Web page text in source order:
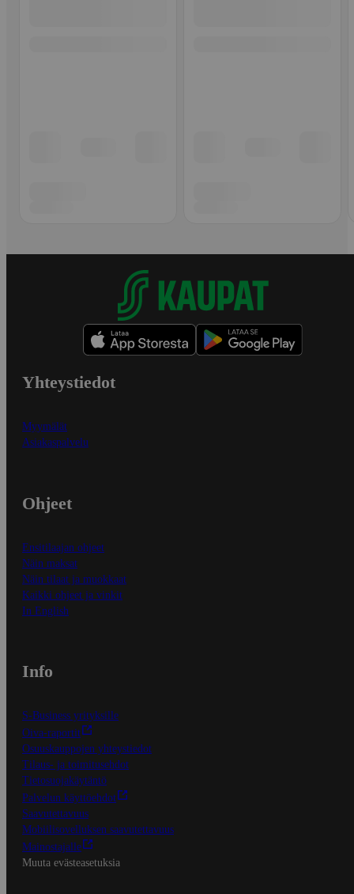
Yhteystiedot
Myymälät
Asiakaspalvelu
Ohjeet
Ensitilaajan ohjeet
Näin maksat
Näin tilaat ja muokkaat
Kaikki ohjeet ja vinkit
In English
Info
S-Business yrityksille
Oiva-raportit
Osuuskauppojen yhteystiedot
Tilaus- ja toimitusehdot
Tietosuojakäytäntö
Palvelun käyttöehdot
Saavutettavuus
Mobiilisovelluksen saavutettavuus
Mainostajalle
Muuta evästeasetuksia